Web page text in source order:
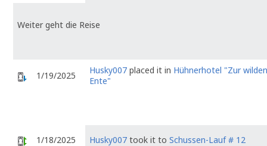
Weiter geht die Reise
1/19/2025 Husky007 placed it in Hühnerhotel "Zur wilden
Ente"
1/18/2025 Husky007 took it to Schussen-Lauf # 12